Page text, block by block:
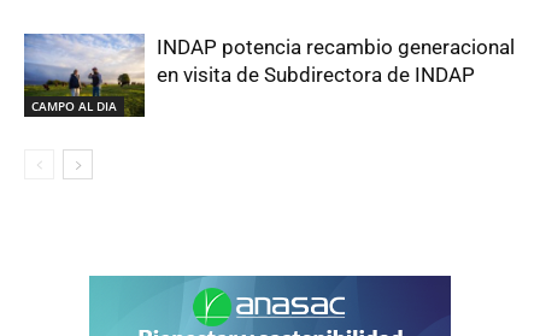
CAMPO AL DIA
INDAP potencia recambio generacional
en visita de Subdirectora de INDAP